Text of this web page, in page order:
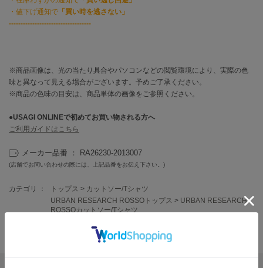
LILY BROWN
リリーブラウン
LITTLE UNION TOKYO
リトルユニオン トウキョウ
MICHU COQUETTE
ミースロエ
・値下げ通知で 「買い時を逃さない」
-----------------------------------
※商品画像は、光の当たり具合やパソコンなどの閲覧環境により、実際の色
味と異なって見える場合がございます。予めご了承ください。
※商品の色味の目安は、商品単体の画像をご参照ください。
●USAGI ONLINEで初めてお買い物される方へ
ご利用ガイドはこちら
メーカー品番 ： RA26230-2013007
(店舗でお問い合わせの際には、上記品番をお伝え下さい。)
カテゴリ ： トップス> カットソー/Tシャツ
URBAN RESEARCH ROSSOトップス> URBAN RESEARCH
ROSSOカットソー/Tシャツ
1 件のカスタマーレビュー